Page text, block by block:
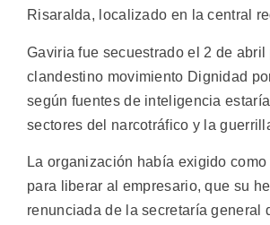
Risaralda, localizado en la central
Gaviria fue secuestrado el 2 de abril
clandestino movimiento Dignidad
según fuentes de inteligencia
sectores del narcotráfico y la
La organización había exigido
para liberar al empresario, que su
renunciada de la secretaría general